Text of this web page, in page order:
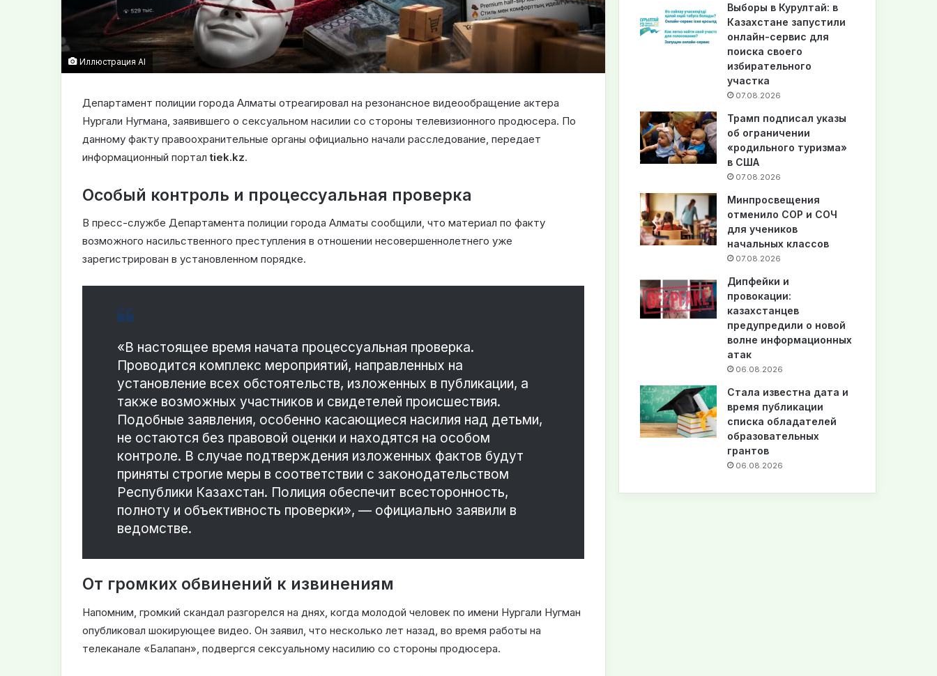
Иллюстрация AI
Департамент полиции города Алматы отреагировал на резонансное видеообращение актера
Нургали Нугмана, заявившего о сексуальном насилии со стороны телевизионного продюсера. По
данному факту правоохранительные органы официально начали расследование, передает
информационный порталtiek.kz.
Особый контроль и процессуальная проверка
В пресс-службе Департамента полиции города Алматы сообщили, что материал по факту
возможного насильственного преступления в отношении несовершеннолетнего уже
зарегистрирован в установленном порядке.
«В настоящее время начата процессуальная проверка.
Проводится комплекс мероприятий, направленных на
установление всех обстоятельств, изложенных в публикации, а
также возможных участников и свидетелей происшествия.
Подобные заявления, особенно касающиеся насилия над детьми,
не остаются без правовой оценки и находятся на особом
контроле. В случае подтверждения изложенных фактов будут
приняты строгие меры в соответствии с законодательством
Республики Казахстан. Полиция обеспечит всесторонность,
полноту и объективность проверки», — официально заявили в
ведомстве.
От громких обвинений к извинениям
Напомним, громкий скандал разгорелся на днях, когда молодой человек по имени Нургали Нугман
опубликовал шокирующее видео. Он заявил, что несколько лет назад, во время работы на
телеканале «Балапан», подвергся сексуальному насилию со стороны продюсера.
Выборы в Курултай: в
Казахстане запустили
онлайн-сервис для
поиска своего
избирательного
участка
07.08.2026
Трамп подписал указы
об ограничении
«родильного туризма»
в США
07.08.2026
Минпросвещения
отменило СОР и СОЧ
для учеников
начальных классов
07.08.2026
Дипфейки и
провокации:
казахстанцев
предупредили о новой
волне информационных
атак
06.08.2026
Стала известна дата и
время публикации
списка обладателей
образовательных
грантов
06.08.2026